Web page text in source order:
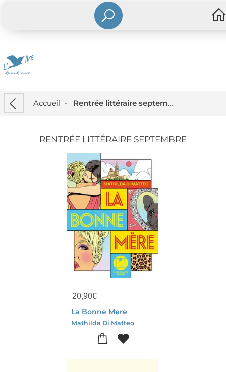
Accueil - Rentrée littéraire septembre
RENTRÉE LITTÉRAIRE SEPTEMBRE
20,90€
La Bonne Mere
Mathilda Di Matteo